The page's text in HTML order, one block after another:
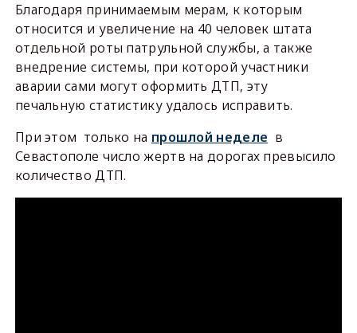
Благодаря принимаемым мерам, к которым
относится и увеличение на 40 человек штата
отдельной роты патрульной службы, а также
внедрение системы, при которой участники
аварии сами могут оформить ДТП, эту
печальную статистику удалось исправить.
При этом только на прошлой неделе в
Севастополе число жертв на дорогах превысило
количество ДТП.